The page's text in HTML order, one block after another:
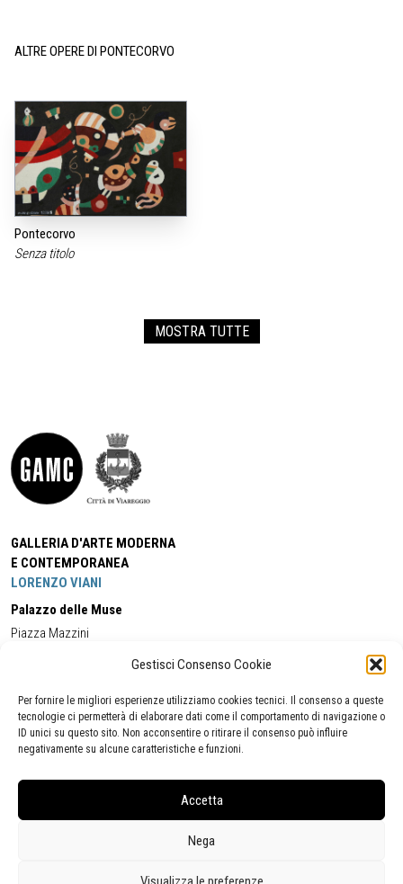
Gestisci Consenso Cookie
Per fornire le migliori esperienze utilizziamo cookies tecnici. Il consenso a queste
tecnologie ci permetterà di elaborare dati come il comportamento di navigazione o
ID unici su questo sito. Non acconsentire o ritirare il consenso può influire
negativamente su alcune caratteristiche e funzioni.
Accetta
Nega
ALTRE OPERE DI PONTECORVO
Pontecorvo
Senza titolo
MOSTRA TUTTE
GALLERIA D'ARTE MODERNA
E CONTEMPORANEA
LORENZO VIANI
Palazzo delle Muse
Piazza Mazzini
Cell:+39 338 5714978 (orario apertura Galleria)
Tel:
+39 0584 944580
(orario 09.00/13.00)
Email:gamc@comune.viareggio.lu.it
Segnalazione di inaccessibilità